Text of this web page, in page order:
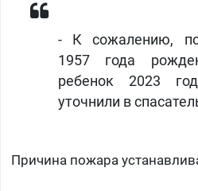
​- К сожалению,
1957 года
ребенок 2023
уточнили в
Причина пожара